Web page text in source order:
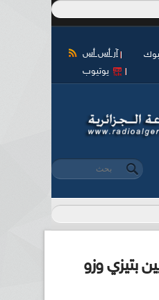
آر أس أس
يوتيوب
استمارة البحث
‏بحث ‏
بتيزي وزو